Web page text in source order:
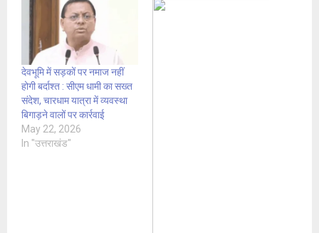
देवभूमि में सड़कों पर नमाज नहीं
होगी बर्दाश्त : सीएम धामी का सख्त
संदेश, चारधाम यात्रा में व्यवस्था
बिगाड़ने वालों पर कार्रवाई
May 22, 2026
In "उत्तराखंड"